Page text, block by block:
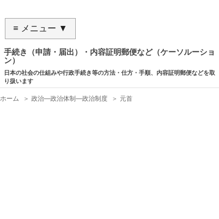
≡ メニュー ▼
手続き（申請・届出）・内容証明郵便など（ケーソルーショ
ン）
日本の社会の仕組みや行政手続き等の方法・仕方・手順、内容証明郵便などを取
り扱います
ホーム ＞ 政治―政治体制―政治制度 ＞ 元首